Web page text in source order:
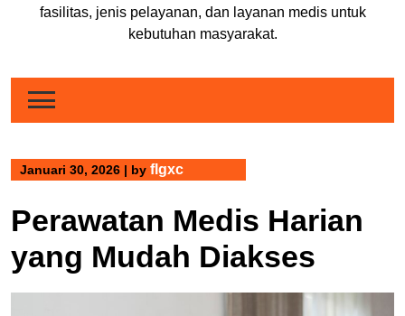
fasilitas, jenis pelayanan, dan layanan medis untuk
kebutuhan masyarakat.
Januari 30, 2026 | by flgxc
Perawatan Medis Harian
yang Mudah Diakses